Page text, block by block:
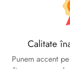
Calitate
Punem accent